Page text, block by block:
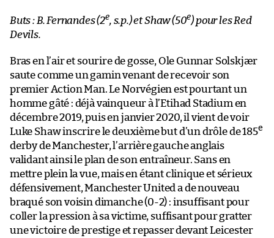
Buts : B. Fernandes (2e, s.p.) et Shaw (50e) pour les Red
Devils.
Bras en l’air et sourire de gosse, Ole Gunnar Solskjær
saute comme un gamin venant de recevoir son
premier Action Man. Le Norvégien est pourtant un
homme gâté : déjà vainqueur à l’Etihad Stadium en
décembre 2019, puis en janvier 2020, il vient de voir
Luke Shaw inscrire le deuxième but d’un drôle de 185e
derby de Manchester, l’arrière gauche anglais
validant ainsi le plan de son entraîneur. Sans en
mettre plein la vue, mais en étant clinique et sérieux
défensivement, Manchester United a de nouveau
braqué son voisin dimanche (0-2) : insuffisant pour
coller la pression à sa victime, suffisant pour gratter
une victoire de prestige et repasser devant Leicester